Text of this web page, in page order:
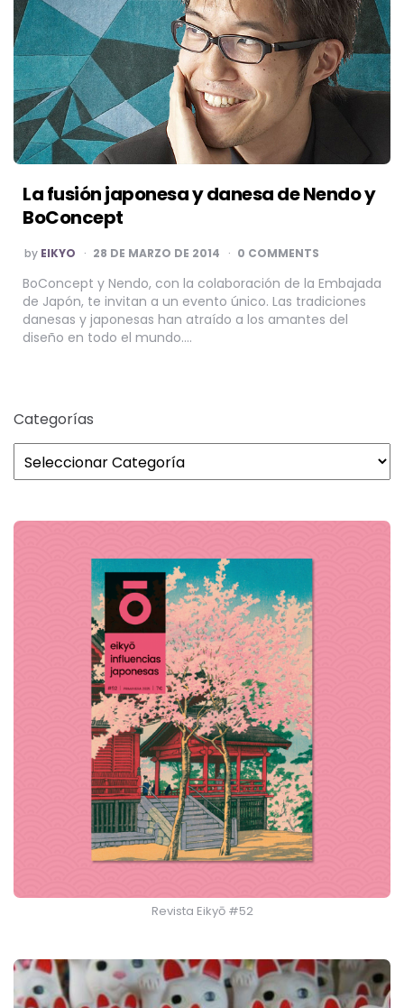
La fusión japonesa y danesa de Nendo y
BoConcept
POSTED
BY
by EIKYO 28 DE MARZO DE 2014 0 COMMENTS
BoConcept y Nendo, con la colaboración de la Embajada
de Japón, te invitan a un evento único. Las tradiciones
danesas y japonesas han atraído a los amantes del
diseño en todo el mundo….
Categorías
Revista Eikyō #52